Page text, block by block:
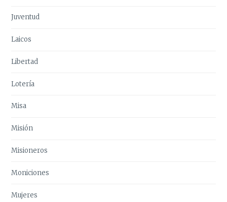
Juventud
Laicos
Libertad
Lotería
Misa
Misión
Misioneros
Moniciones
Mujeres